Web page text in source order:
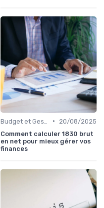
•
20/08/2025
Comment calculer 1830 brut
en net pour mieux gérer vos
finances